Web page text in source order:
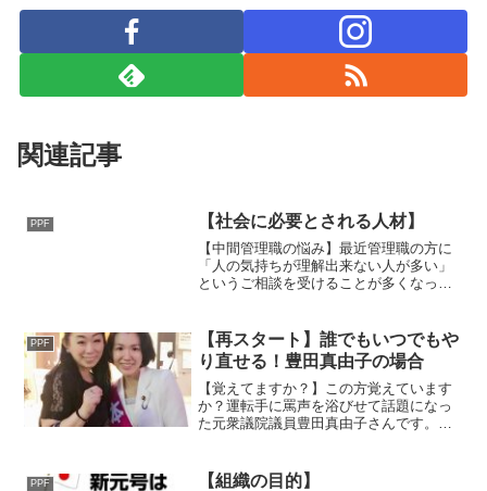
関連記事
PPF 【社会に必要とされる人材】
【中間管理職の悩み】最近管理職の方に
「人の気持ちが理解出来ない人が多い」
というご相談を受けることが多くなって
関係と３つの「関係性...
PPF
【再スタート】誰でもいつでもや
り直せる！豊田真由子の場合
【覚えてますか？】この方覚えています
か？運転手に罵声を浴びせて話題になっ
た元衆議院議員豊田真由子さんです。こ
ーなのか、秘書な...
PPF 【組織の目的】